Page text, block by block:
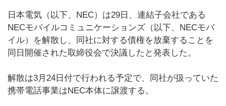
日本電気（以下、NEC）は29日、連結子会社である
NECモバイルコミュニケーションズ（以下、NECモバ
イル）を解散し、同社に対する債権を放棄することを
同日開催された取締役会で決議したと発表した。
解散は3月24日付で行われる予定で、同社が扱っていた
携帯電話事業はNEC本体に譲渡する。